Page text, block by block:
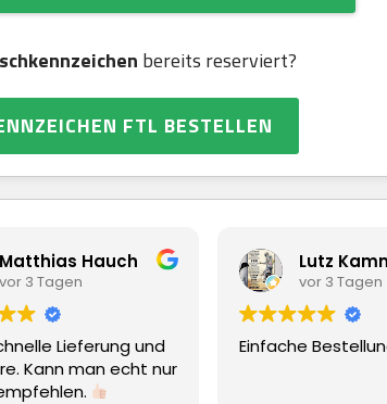
bereits reserviert?
FTL BESTELLEN
Hauch
und
echt nur
Lutz Kammel
vor 3 Tagen
Einfache Bestellung